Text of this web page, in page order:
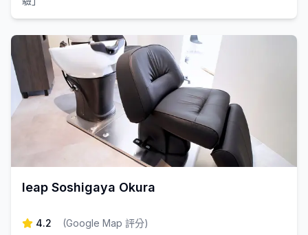
leap Soshigaya Okura
4.2 (Google Map 評分)